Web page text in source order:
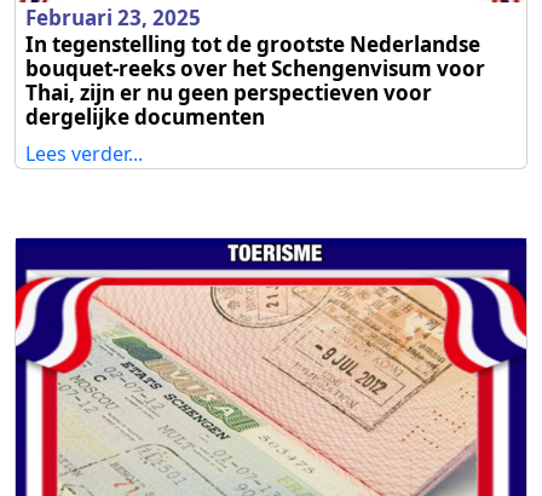
Februari 23, 2025
In tegenstelling tot de grootste Nederlandse
bouquet-reeks over het Schengenvisum voor
Thai, zijn er nu geen perspectieven voor
dergelijke documenten
Lees verder...